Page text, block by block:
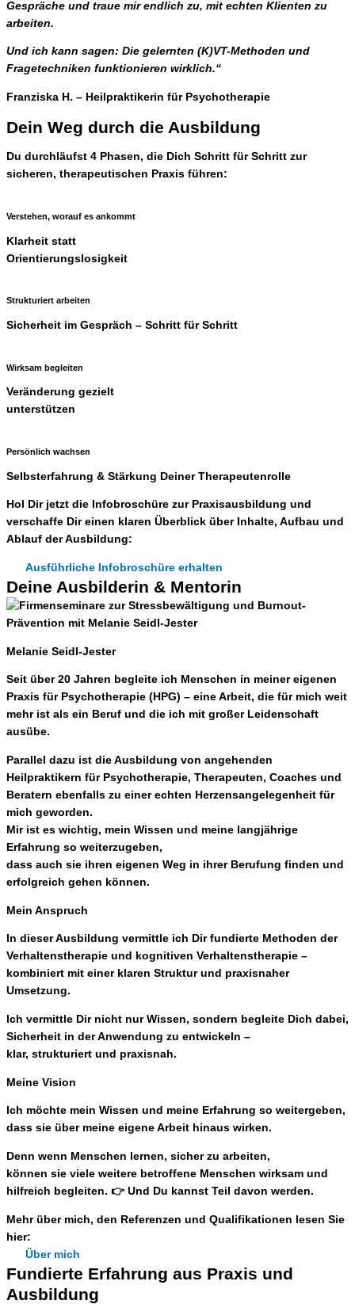
Gespräche und traue mir endlich zu, mit echten Klienten zu
arbeiten.
Und ich kann sagen: Die gelernten (K)VT-Methoden und
Fragetechniken funktionieren wirklich.“
Franziska H. – Heilpraktikerin für Psychotherapie
Dein Weg durch die Ausbildung
Du durchläufst 4 Phasen, die Dich Schritt für Schritt zur
sicheren, therapeutischen Praxis führen:
Verstehen, worauf es ankommt
Klarheit statt
Orientierungslosigkeit
Strukturiert arbeiten
Sicherheit im Gespräch – Schritt für Schritt
Wirksam begleiten
Veränderung gezielt
unterstützen
Persönlich wachsen
Selbsterfahrung & Stärkung Deiner Therapeutenrolle
Hol Dir jetzt die Infobroschüre zur Praxisausbildung und
verschaffe Dir einen klaren Überblick über Inhalte, Aufbau und
Ablauf der Ausbildung:
Ausführliche Infobroschüre erhalten
Deine Ausbilderin & Mentorin
Melanie Seidl-Jester
Seit über 20 Jahren begleite ich Menschen in meiner eigenen
Praxis für Psychotherapie (HPG) – eine Arbeit, die für mich weit
mehr ist als ein Beruf und die ich mit großer Leidenschaft
ausübe.
Parallel dazu ist die Ausbildung von angehenden
Heilpraktikern für Psychotherapie, Therapeuten, Coaches und
Beratern ebenfalls zu einer echten Herzensangelegenheit für
mich geworden.
Mir ist es wichtig, mein Wissen und meine langjährige
Erfahrung so weiterzugeben,
dass auch sie ihren eigenen Weg in ihrer Berufung finden und
erfolgreich gehen können.
Mein Anspruch
In dieser Ausbildung vermittle ich Dir fundierte Methoden der
Verhaltenstherapie und kognitiven Verhaltenstherapie –
kombiniert mit einer klaren Struktur und praxisnaher
Umsetzung.
Ich vermittle Dir nicht nur Wissen, sondern begleite Dich dabei,
Sicherheit in der Anwendung zu entwickeln –
klar, strukturiert und praxisnah.
Meine Vision
Ich möchte mein Wissen und meine Erfahrung so weitergeben,
dass sie über meine eigene Arbeit hinaus wirken.
Denn wenn Menschen lernen, sicher zu arbeiten,
können sie viele weitere betroffene Menschen wirksam und
hilfreich begleiten. 👉 Und Du kannst Teil davon werden.
Mehr über mich, den Referenzen und Qualifikationen lesen Sie
hier:
Über mich
Fundierte Erfahrung aus Praxis und
Ausbildung